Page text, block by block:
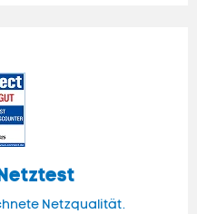
Netzqualität.